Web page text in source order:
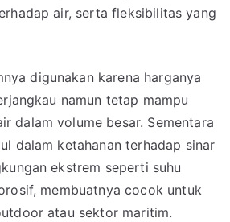
air, serta fleksibilitas yang
digunakan karena harganya
namun tetap mampu
dalam volume besar. Sementara
dalam ketahanan terhadap sinar
ekstrem seperti suhu
membuatnya cocok untuk
atau sektor maritim.